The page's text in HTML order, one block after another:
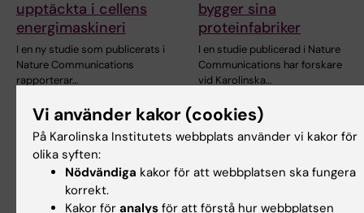
upptäckta i cellens
energimaskineri
I en ny studie som publicerats i
Nature Communications
rapporterar…
bygger sina
proteinfabriker
I en studie publicerad i Nature
Communications har forskare
vid Karolinska…
Vi använder kakor (cookies)
På Karolinska Institutets webbplats använder vi kakor för
olika syften:
Nödvändiga kakor för att webbplatsen ska fungera
korrekt.
Kakor för analys för att förstå hur webbplatsen